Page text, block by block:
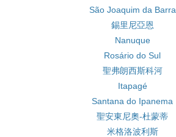
São Joaquim da Barra
錫里尼亞恩
Nanuque
Rosário do Sul
聖弗朗西斯科河
Itapagé
Santana do Ipanema
聖安東尼奧-杜蒙蒂
米格洛波利斯